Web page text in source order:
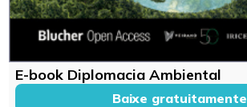
E-book Diplomacia Ambiental
Baixe gratuitamente